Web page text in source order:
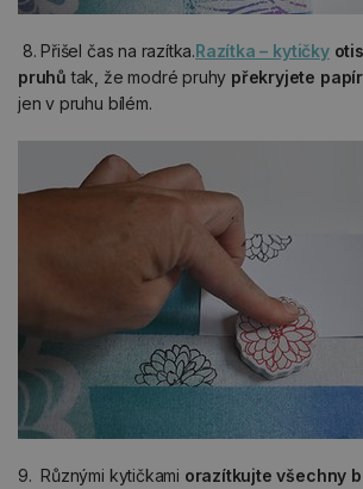
8. Přišel čas na razítka.Razítka – kytičky
pruhů tak, že modré pruhy překryjete
jen v pruhu bílém.
9. Různými kytičkami orazítkujte všechny